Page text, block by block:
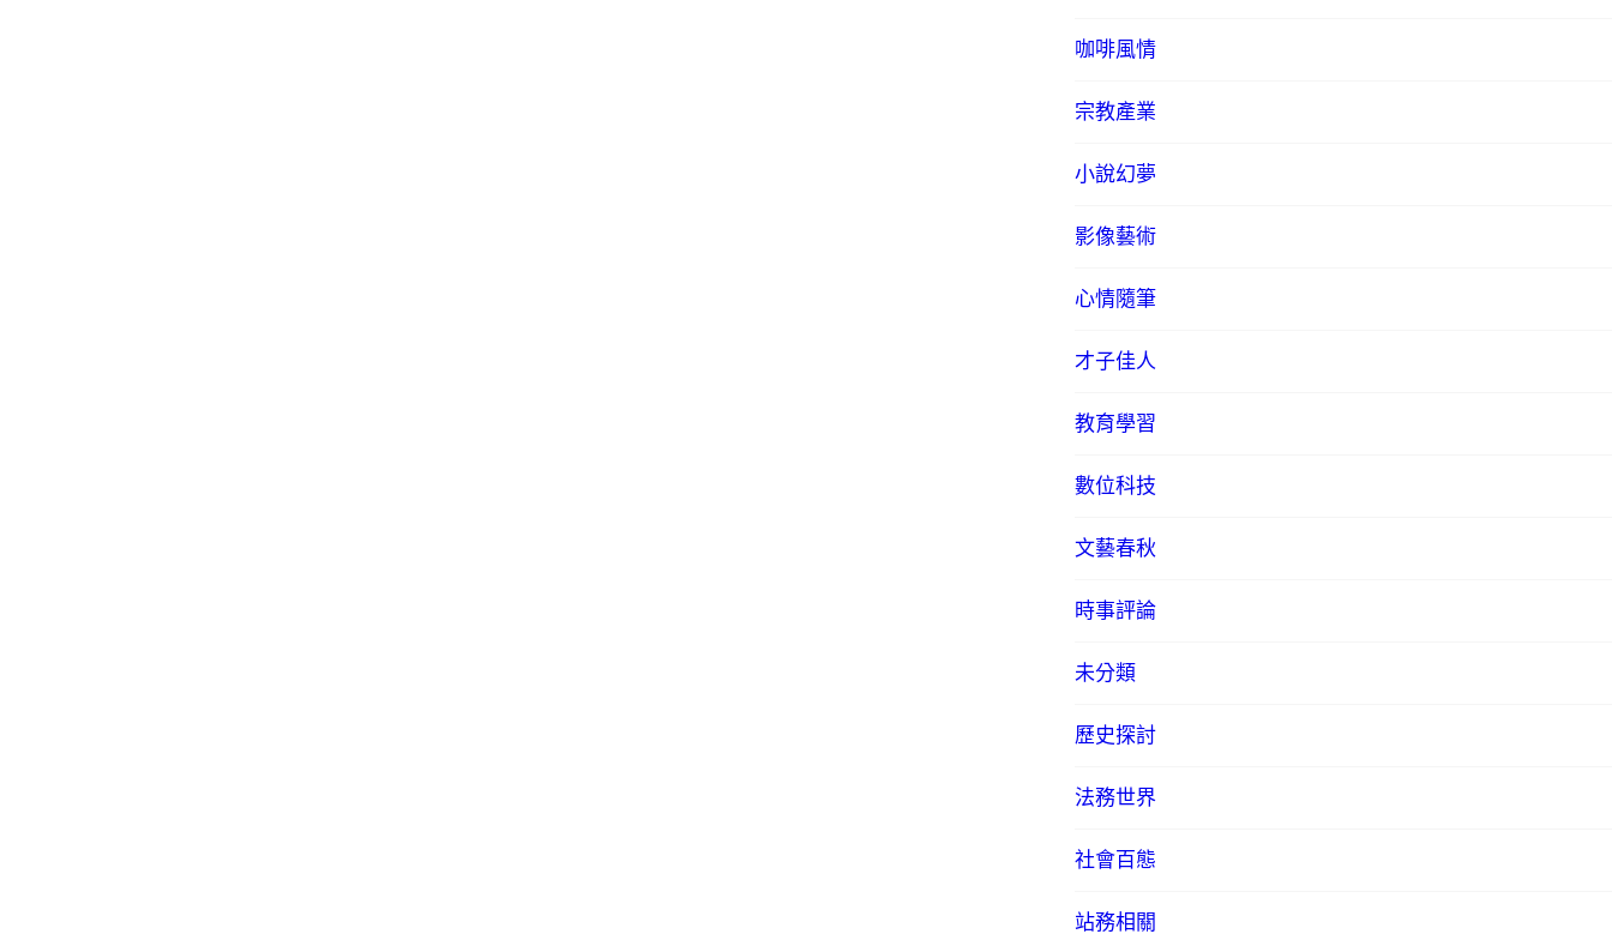
咖啡風情
宗教產業
小說幻夢
影像藝術
心情隨筆
才子佳人
教育學習
數位科技
文藝春秋
時事評論
未分類
歷史探討
法務世界
社會百態
站務相關